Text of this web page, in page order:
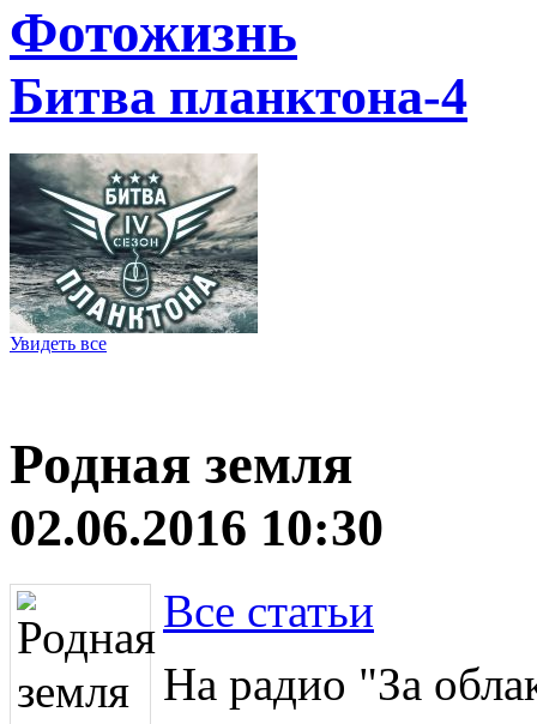
Фотожизнь
Битва планктона-4
Увидеть все
Родная земля
02.06.2016 10:30
Все статьи
На радио "За